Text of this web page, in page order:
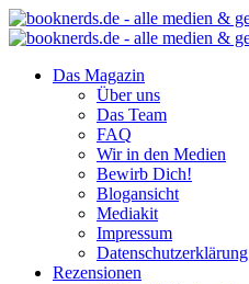
Das Magazin
Über uns
Das Team
FAQ
Wir in den Medien
Bewirb Dich!
Blogansicht
Mediakit
Impressum
Datenschutzerklärung
Rezensionen